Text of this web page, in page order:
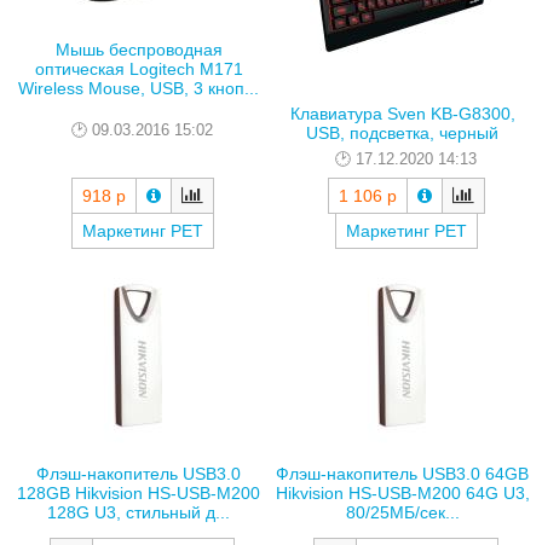
Мышь беспроводная
оптическая Logitech M171
Wireless Mouse, USB, 3 кноп...
09.03.2016 15:02
918 р
Маркетинг РЕТ
Клавиатура Sven KB-G8300,
USB, подсветка, черный
17.12.2020 14:13
1 106 р
Маркетинг РЕТ
Флэш-накопитель USB3.0
128GB Hikvision HS-USB-M200
128G U3, стильный д...
Флэш-накопитель USB3.0 64GB
Hikvision HS-USB-M200 64G U3,
80/25МБ/сек...